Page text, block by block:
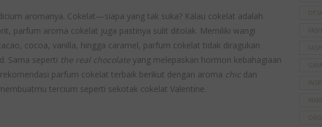
aromanya. Cokelat—siapa yang tak suka? Kalau cokelat adalah
parfum aroma cokelat juga pastinya sulit ditolak. Memiliki wangi
cocoa, vanilla, hingga caramel, parfum cokelat tidak diragukan
Sama seperti the real chocolate yang melepaskan hormon kebahagiaan
parfum cokelat terbaik berikut dengan aroma chic dan
tercium seperti sekotak cokelat Valentine.